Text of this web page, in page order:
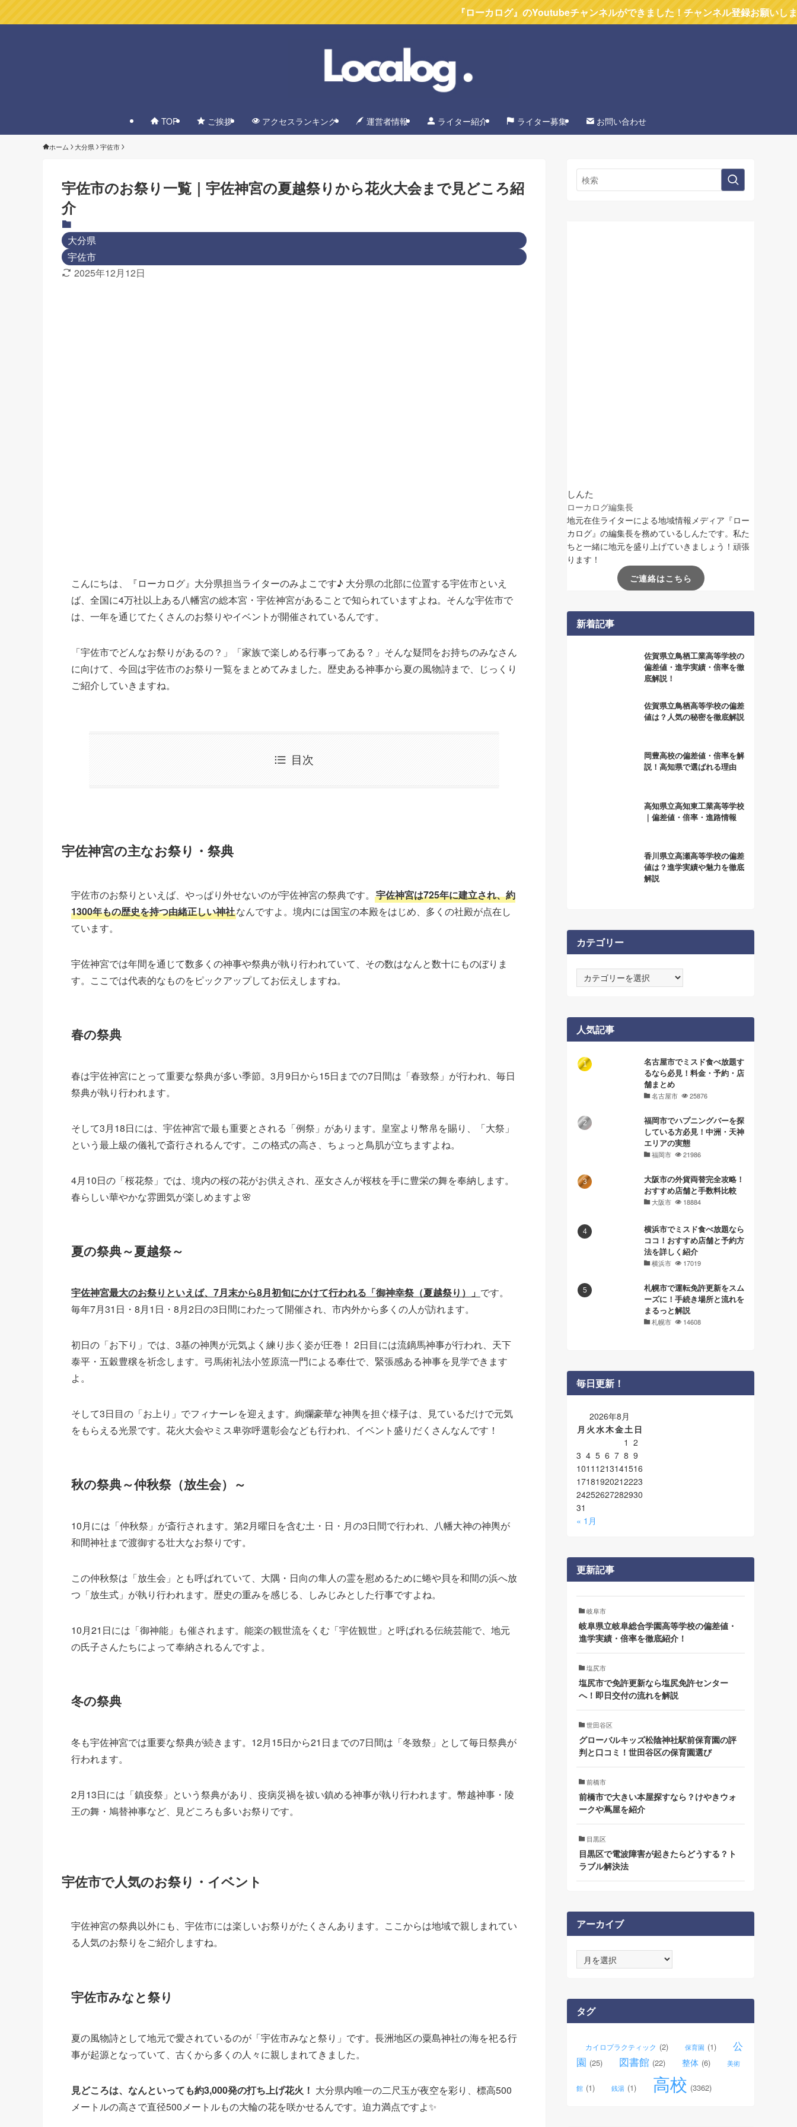
『ローカログ』のYoutubeチャンネルができました！チャンネル登録お願いします
TOP ご挨拶 アクセスランキング 運営者情報 ライター紹介 ライター募集 お問い合わせ
ホーム 大分県 宇佐市
宇佐市のお祭り一覧｜宇佐神宮の夏越祭りから花火大会まで見どころ紹
介
大分県
宇佐市
2025年12月12日
こんにちは、『ローカログ』大分県担当ライターのみよこです♪ 大分県の北部に位置する宇佐市といえ
ば、全国に4万社以上ある八幡宮の総本宮・宇佐神宮があることで知られていますよね。そんな宇佐市で
は、一年を通じてたくさんのお祭りやイベントが開催されているんです。
「宇佐市でどんなお祭りがあるの？」「家族で楽しめる行事ってある？」そんな疑問をお持ちのみなさん
に向けて、今回は宇佐市のお祭り一覧をまとめてみました。歴史ある神事から夏の風物詩まで、じっくり
ご紹介していきますね。
目次
宇佐神宮の主なお祭り・祭典
宇佐市のお祭りといえば、やっぱり外せないのが宇佐神宮の祭典です。 宇佐神宮は725年に建立され、約
1300年もの歴史を持つ由緒正しい神社なんですよ。境内には国宝の本殿をはじめ、多くの社殿が点在し
ています。
宇佐神宮では年間を通じて数多くの神事や祭典が執り行われていて、その数はなんと数十にものぼりま
す。ここでは代表的なものをピックアップしてお伝えしますね。
春の祭典
春は宇佐神宮にとって重要な祭典が多い季節。3月9日から15日までの7日間は「春致祭」が行われ、毎日
祭典が執り行われます。
そして3月18日には、宇佐神宮で最も重要とされる「例祭」があります。皇室より幣帛を賜り、「大祭」
という最上級の儀礼で斎行されるんです。この格式の高さ、ちょっと鳥肌が立ちますよね。
4月10日の「桜花祭」では、境内の桜の花がお供えされ、巫女さんが桜枝を手に豊栄の舞を奉納します。
春らしい華やかな雰囲気が楽しめますよ🌸
夏の祭典～夏越祭～
宇佐神宮最大のお祭りといえば、7月末から8月初旬にかけて行われる「御神幸祭（夏越祭り）」 です。
毎年7月31日・8月1日・8月2日の3日間にわたって開催され、市内外から多くの人が訪れます。
初日の「お下り」では、3基の神輿が元気よく練り歩く姿が圧巻！ 2日目には流鏑馬神事が行われ、天下
泰平・五穀豊穣を祈念します。弓馬術礼法小笠原流一門による奉仕で、緊張感ある神事を見学できます
よ。
そして3日目の「お上り」でフィナーレを迎えます。絢爛豪華な神輿を担ぐ様子は、見ているだけで元気
をもらえる光景です。花火大会やミス卑弥呼選彰会なども行われ、イベント盛りだくさんなんです！
秋の祭典～仲秋祭（放生会）～
10月には「仲秋祭」が斎行されます。第2月曜日を含む土・日・月の3日間で行われ、八幡大神の神輿が
和間神社まで渡御する壮大なお祭りです。
この仲秋祭は「放生会」とも呼ばれていて、大隅・日向の隼人の霊を慰めるために蜷や貝を和間の浜へ放
つ「放生式」が執り行われます。歴史の重みを感じる、しみじみとした行事ですよね。
10月21日には「御神能」も催されます。能楽の観世流をくむ「宇佐観世」と呼ばれる伝統芸能で、地元
の氏子さんたちによって奉納されるんですよ。
冬の祭典
冬も宇佐神宮では重要な祭典が続きます。12月15日から21日までの7日間は「冬致祭」として毎日祭典が
行われます。
2月13日には「鎮疫祭」という祭典があり、疫病災禍を祓い鎮める神事が執り行われます。幣越神事・陵
王の舞・鳩替神事など、見どころも多いお祭りです。
宇佐市で人気のお祭り・イベント
宇佐神宮の祭典以外にも、宇佐市には楽しいお祭りがたくさんあります。ここからは地域で親しまれてい
る人気のお祭りをご紹介しますね。
宇佐市みなと祭り
夏の風物詩として地元で愛されているのが「宇佐市みなと祭り」です。長洲地区の粟島神社の海を祀る行
事が起源となっていて、古くから多くの人々に親しまれてきました。
見どころは、なんといっても約3,000発の打ち上げ花火！ 大分県内唯一の二尺玉が夜空を彩り、標高500
メートルの高さで直径500メートルもの大輪の花を咲かせるんです。迫力満点ですよ✨
しんた
ローカログ編集長
地元在住ライターによる地域情報メディア『ロー
カログ』の編集長を務めているしんたです。私た
ちと一緒に地元を盛り上げていきましょう！頑張
ります！
ご連絡はこちら
新着記事
佐賀県立鳥栖工業高等学校の
偏差値・進学実績・倍率を徹
底解説！
佐賀県立鳥栖高等学校の偏差
値は？人気の秘密を徹底解説
岡豊高校の偏差値・倍率を解
説！高知県で選ばれる理由
高知県立高知東工業高等学校
｜偏差値・倍率・進路情報
香川県立高瀬高等学校の偏差
値は？進学実績や魅力を徹底
解説
カテゴリー
テ
ー
人気記事
名古屋市でミスド食べ放題す
るなら必見！料金・予約・店
舗まとめ
名古屋市 25876
福岡市でハプニングバーを探
している方必見！中洲・天神
エリアの実態
福岡市 21986
大阪市の外貨両替完全攻略！
おすすめ店舗と手数料比較
大阪市 18884
横浜市でミスド食べ放題なら
ココ！おすすめ店舗と予約方
法を詳しく紹介
横浜市 17019
札幌市で運転免許更新をスム
ーズに！手続き場所と流れを
まるっと解説
札幌市 14608
毎日更新！
2026年8月
月 火水木金土 日
1 2
3 4 5 6 7 8 9
1011 1213141516
17181920212223
24252627282930
31
« 1月
更新記事
岐阜市
岐阜県立岐阜総合学園高等学校の偏差値・
進学実績・倍率を徹底紹介！
塩尻市
塩尻市で免許更新なら塩尻免許センター
へ！即日交付の流れを解説
世田谷区
グローバルキッズ松陰神社駅前保育園の評
判と口コミ！世田谷区の保育園選び
前橋市
前橋市で大きい本屋探すなら？けやきウォ
ークや蔦屋を紹介
目黒区
目黒区で電波障害が起きたらどうする？ト
ラブル解決法
アーカイブ
ー
ブ
タグ
カイロプラクティック (2) 保育園 (1)
公
園 (25) 図書館 (22) 整体 (6) 美術
館 (1) 銭湯 (1) 高校 (3362)